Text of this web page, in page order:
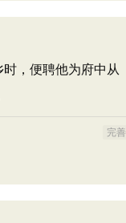
，便聘他为府中从
完善